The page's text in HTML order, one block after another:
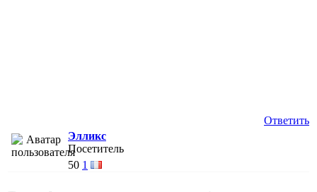
Ответить
Элликс
Посетитель
50 1